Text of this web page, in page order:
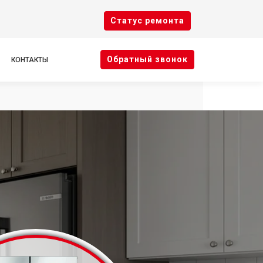
Cтатус ремонта
КОНТАКТЫ Oбратный звонок